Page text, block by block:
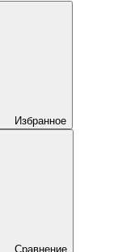
Избранное
Сравнение